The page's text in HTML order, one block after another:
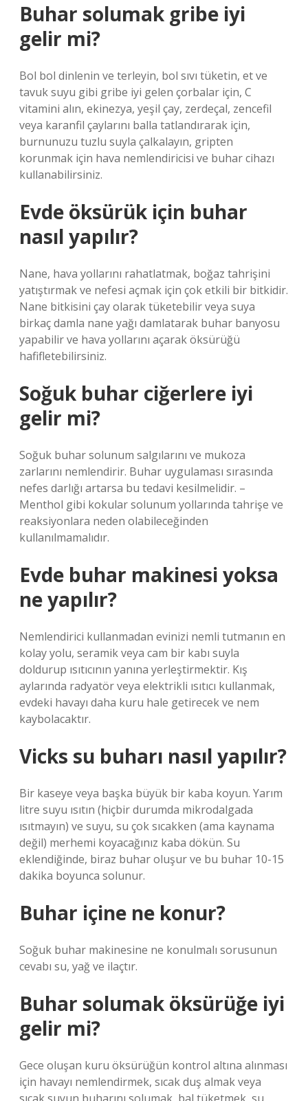
Buhar solumak gribe iyi
gelir mi?
Bol bol dinlenin ve terleyin, bol sıvı tüketin, et ve
tavuk suyu gibi gribe iyi gelen çorbalar için, C
vitamini alın, ekinezya, yeşil çay, zerdeçal, zencefil
veya karanfil çaylarını balla tatlandırarak için,
burnunuzu tuzlu suyla çalkalayın, gripten
korunmak için hava nemlendiricisi ve buhar cihazı
kullanabilirsiniz.
Evde öksürük için buhar
nasıl yapılır?
Nane, hava yollarını rahatlatmak, boğaz tahrişini
yatıştırmak ve nefesi açmak için çok etkili bir bitkidir.
Nane bitkisini çay olarak tüketebilir veya suya
birkaç damla nane yağı damlatarak buhar banyosu
yapabilir ve hava yollarını açarak öksürüğü
hafifletebilirsiniz.
Soğuk buhar ciğerlere iyi
gelir mi?
Soğuk buhar solunum salgılarını ve mukoza
zarlarını nemlendirir. Buhar uygulaması sırasında
nefes darlığı artarsa ​​bu tedavi kesilmelidir. –
Menthol gibi kokular solunum yollarında tahrişe ve
reaksiyonlara neden olabileceğinden
kullanılmamalıdır.
Evde buhar makinesi yoksa
ne yapılır?
Nemlendirici kullanmadan evinizi nemli tutmanın en
kolay yolu, seramik veya cam bir kabı suyla
doldurup ısıtıcının yanına yerleştirmektir. Kış
aylarında radyatör veya elektrikli ısıtıcı kullanmak,
evdeki havayı daha kuru hale getirecek ve nem
kaybolacaktır.
Vicks su buharı nasıl yapılır?
Bir kaseye veya başka büyük bir kaba koyun. Yarım
litre suyu ısıtın (hiçbir durumda mikrodalgada
ısıtmayın) ve suyu, su çok sıcakken (ama kaynama
değil) merhemi koyacağınız kaba dökün. Su
eklendiğinde, biraz buhar oluşur ve bu buhar 10-15
dakika boyunca solunur.
Buhar içine ne konur?
Soğuk buhar makinesine ne konulmalı sorusunun
cevabı su, yağ ve ilaçtır.
Buhar solumak öksürüğe iyi
gelir mi?
Gece oluşan kuru öksürüğün kontrol altına alınması
için havayı nemlendirmek, sıcak duş almak veya